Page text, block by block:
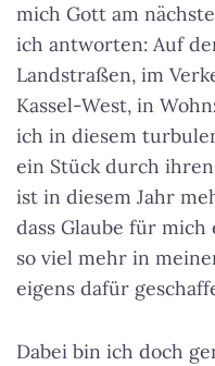
mich Gott am
ich antworten: Auf
Landstraßen, im
Kassel-West, in
ich in diesem
ein Stück durch
ist in diesem Jahr
dass Glaube für
so viel mehr in
eigens dafür
Dabei bin ich doch